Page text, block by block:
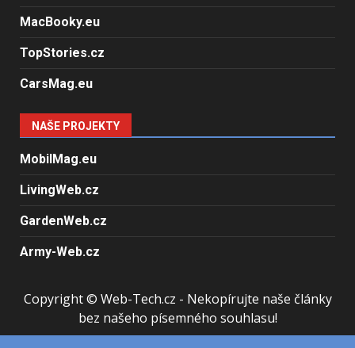
MacBooky.eu
TopStories.cz
CarsMag.eu
NAŠE PROJEKTY
MobilMag.eu
LivingWeb.cz
GardenWeb.cz
Army-Web.cz
Copyright © Web-Tech.cz - Nekopírujte naše články
bez našeho písemného souhlasu!